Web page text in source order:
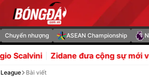
Chuyển nhượng ASEAN Championship
đưa cộng sự mới vào ban huấn luyện
Bài viết